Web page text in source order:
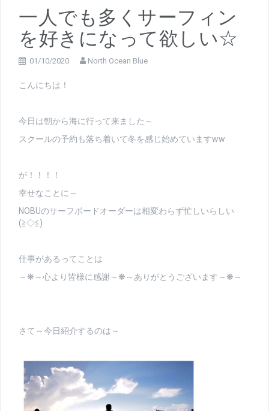
一人でも多くサーフィン
を好きになって欲しい☆
01/10/2020 North Ocean Blue
こんにちは！
今日は朝から海に行って来ました～
スクールの予約も落ち着いて冬を感じ始めていますww
が！！！！
幸せなことに～
NOBUのサーフボードオーダーは相変わらず忙しいらしい
(≧◇≦)
仕事があるってことは
～❋～心より皆様に感謝～❋～ありがとうございます～❋～
さて～今日紹介するのは～